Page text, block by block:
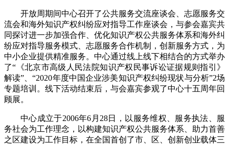
开放周期间中心召开了公共服务交流座谈会、志愿服务交
流会和海外知识产权纠纷应对指导工作座谈会，与参会嘉宾共
同探讨进一步加强合作、优化知识产权公共服务体系和海外纠
纷应对指导服务模式、志愿服务合作机制，创新服务方式，为
中小企业提供精准服务。中心通过线上线下相结合的方式举办
了“《北京市高级人民法院知识产权民事诉讼证据规则指引》
解读”、“2020年度中国企业涉美知识产权纠纷现状与分析”2场
专题培训。线下活动结束后，与会嘉宾参观了中心十五周年回
顾展。
中心成立于2006年6月28日，以服务维权、服务执法、服
务社会为工作理念，以构建知识产权公共服务体系、助力首善
之区建设为工作目标，在全国首创了市、区、创新创业载体三